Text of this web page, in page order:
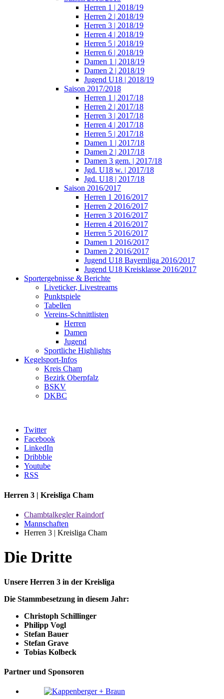
Herren 1 | 2018/19
Herren 2 | 2018/19
Herren 3 | 2018/19
Herren 4 | 2018/19
Herren 5 | 2018/19
Herren 6 | 2018/19
Damen 1 | 2018/19
Damen 2 | 2018/19
Jugend U18 | 2018/19
Saison 2017/2018
Herren 1 | 2017/18
Herren 2 | 2017/18
Herren 3 | 2017/18
Herren 4 | 2017/18
Herren 5 | 2017/18
Damen 1 | 2017/18
Damen 2 | 2017/18
Damen 3 gem. | 2017/18
Jgd. U18 w. | 2017/18
Jgd. U18 | 2017/18
Saison 2016/2017
Herren 1 2016/2017
Herren 2 2016/2017
Herren 3 2016/2017
Herren 4 2016/2017
Herren 5 2016/2017
Damen 1 2016/2017
Damen 2 2016/2017
Jugend U18 Bayernliga 2016/2017
Jugend U18 Kreisklasse 2016/2017
Sportergebnisse & Berichte
Liveticker, Livestreams
Punktspiele
Tabellen
Vereins-Schnittlisten
Herren
Damen
Jugend
Sportliche Highlights
Kegelsport-Infos
Kreis Cham
Bezirk Oberpfalz
BSKV
DKBC
Twitter
Facebook
LinkedIn
Dribbble
Youtube
RSS
Herren 3 | Kreisliga Cham
Chambtalkegler Raindorf
Mannschaften
Herren 3 | Kreisliga Cham
Die Dritte
Unsere Herren 3 in der Kreisliga
Die Stammbesetzung in diesem Jahr:
Christoph Schillinger
Philipp Vogl
Stefan Bauer
Stefan Grave
Tobias Kolbeck
Partner und Sponsoren